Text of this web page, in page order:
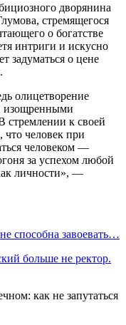
дворянина
стремящегося
о богатстве
интриги и искусно
задуматься о цене
олицетворение
изощренными
стремлении к своей
что человек при
человеком —
за успехом любой
личности», —
способна завоевать…
больше не ректор.